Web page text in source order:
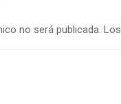
no será publicada.